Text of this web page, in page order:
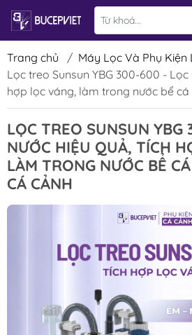
Trang chủ / Máy Lọc Và Phụ Kiện
Lọc treo Sunsun YBG 300-600 -
hợp lọc váng, làm trong nước bể cá
LỌC TREO SUNSUN
NƯỚC HIỆU QUẢ, TÍCH
LÀM TRONG NƯỚC BỂ
CÁ CẢNH